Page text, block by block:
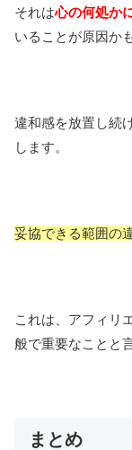
それは心の何処か
いることが原因か
違和感を放置し続
します。
妥協できる範囲の
これは、アフィリ
般で重要なことと
まとめ